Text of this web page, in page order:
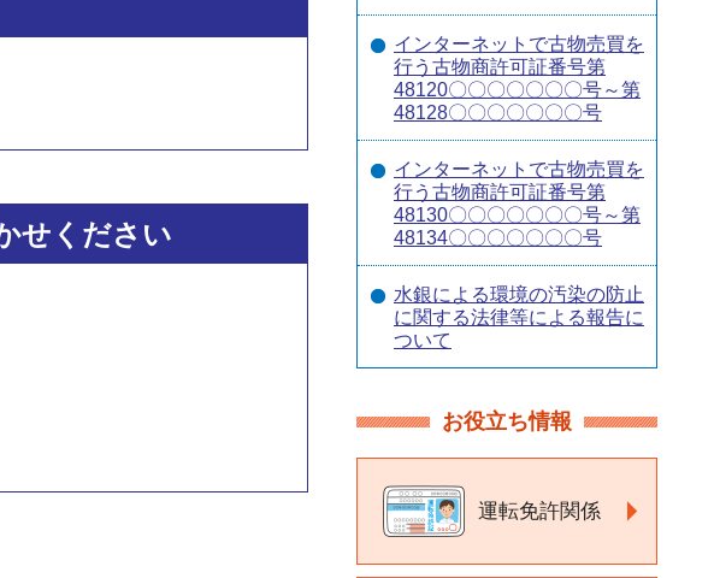
せください
インターネットで古物売買を
行う古物商許可証番号第
48120〇〇〇〇〇〇〇号～第
48128〇〇〇〇〇〇〇号
インターネットで古物売買を
行う古物商許可証番号第
48130〇〇〇〇〇〇〇号～第
48134〇〇〇〇〇〇〇号
水銀による環境の汚染の防止
に関する法律等による報告に
ついて
お役立ち情報
運転免許関係